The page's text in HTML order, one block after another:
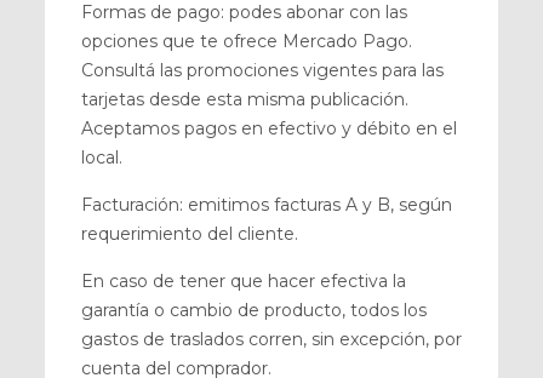
Formas de pago: podes abonar con las
opciones que te ofrece Mercado Pago.
Consultá las promociones vigentes para las
tarjetas desde esta misma publicación.
Aceptamos pagos en efectivo y débito en el
local.
Facturación: emitimos facturas A y B, según
requerimiento del cliente.
En caso de tener que hacer efectiva la
garantía o cambio de producto, todos los
gastos de traslados corren, sin excepción, por
cuenta del comprador.